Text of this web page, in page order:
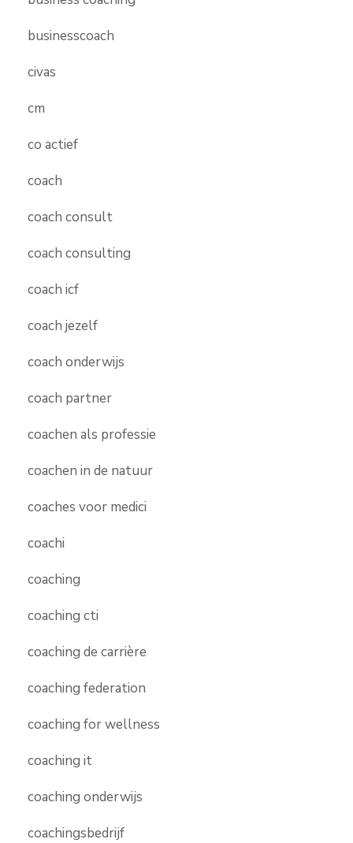
businesscoach
civas
cm
co actief
coach
coach consult
coach consulting
coach icf
coach jezelf
coach onderwijs
coach partner
coachen als professie
coachen in de natuur
coaches voor medici
coachi
coaching
coaching cti
coaching de carrière
coaching federation
coaching for wellness
coaching it
coaching onderwijs
coachingsbedrijf